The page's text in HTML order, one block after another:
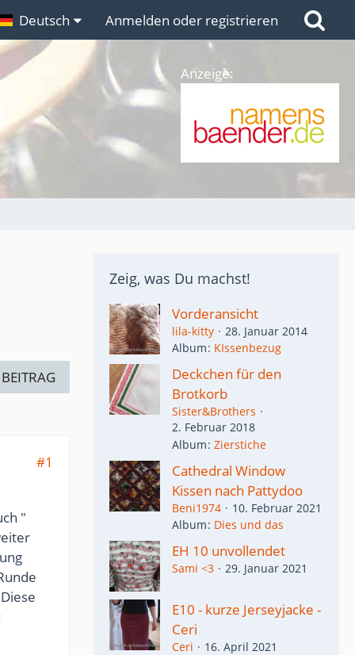
Links
Deutsch Anmelden oder registrieren
Anzeige:
#1
"
Zeig, was Du machst!
Vorderansicht
lila-kitty
28. Januar 2014
Album KIssenbezug
Deckchen für den
Brotkorb
Sister&Brothers
2. Februar 2018
Album Zierstiche
Cathedral Window
Kissen nach Pattydoo
Beni1974
10. Februar 2021
Album Dies und das
EH 10 unvollendet
Sami <3 29. Januar 2021
E10 - kurze Jerseyjacke -
Ceri
Ceri
16. April 2021